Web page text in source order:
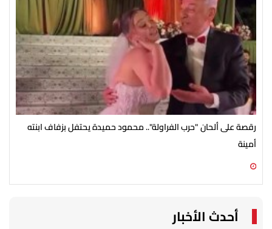
رقصة على ألحان "حرب الفراولة".. محمود حميدة يحتفل بزفاف ابنته
أمينة
أحدث الأخبار